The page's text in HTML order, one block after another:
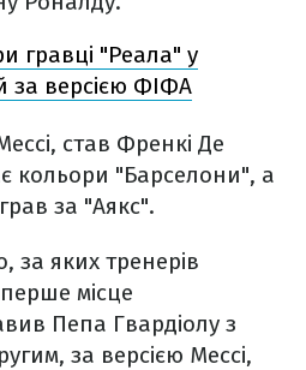
гравці "Реала" у
за версією ФІФА
став Френкі Де
кольори "Барселони", а
за "Аякс".
за яких тренерів
місце
Пепа Гвардіолу з
за версією Мессі,